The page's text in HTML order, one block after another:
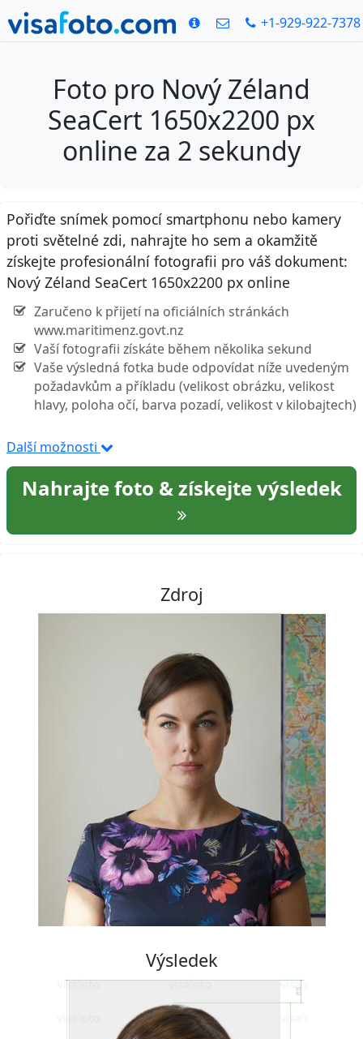
+1-929-922-7378
Foto pro Nový Zéland
SeaCert 1650x2200 px
online za 2 sekundy
Pořiďte snímek pomocí smartphonu nebo kamery
proti světelné zdi, nahrajte ho sem a okamžitě
získejte profesionální fotografii pro váš dokument:
Nový Zéland SeaCert 1650x2200 px online
Zaručeno k přijetí na oficiálních stránkách
www.maritimenz.govt.nz
Vaší fotografii získáte během několika sekund
Vaše výsledná fotka bude odpovídat níže uvedeným
požadavkům a příkladu (velikost obrázku, velikost
hlavy, poloha očí, barva pozadí, velikost v kilobajtech)
Další možnosti
Nahrajte foto & získejte výsledek
Zdroj
Výsledek